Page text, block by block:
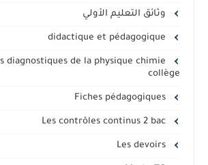
وثائق التعليم الأولي
diagnostiques de la physique chimie
collège
Fiches pédagogiques
Les contrôles continus 2 bac
Les devoirs